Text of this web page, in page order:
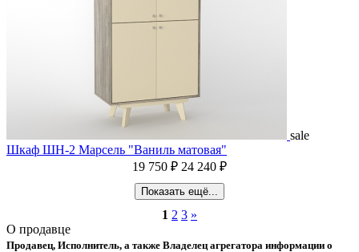
sale
Шкаф ШН-2 Марсель "Ваниль матовая"
19 750 ₽ 24 240 ₽
Показать ещё...
1 2 3 »
О продавце
Продавец, Исполнитель, а также Владелец агрегатора информации о